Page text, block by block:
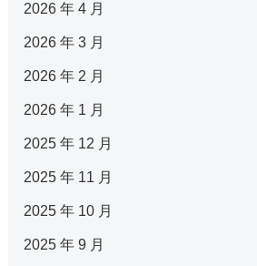
2026 年 4 月
2026 年 3 月
2026 年 2 月
2026 年 1 月
2025 年 12 月
2025 年 11 月
2025 年 10 月
2025 年 9 月